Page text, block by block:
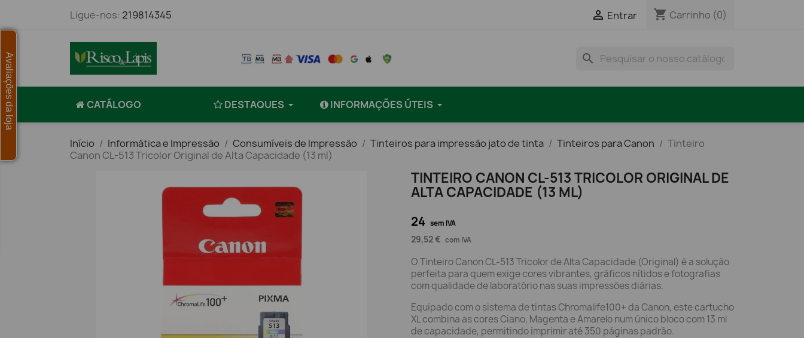
Ligue-nos: 219814345  Entrar shopping_cart Carrinho (0)
search
CATÁLOGO DESTAQUES INFORMAÇÕES ÚTEIS
Início Informática e Impressão Consumíveis de Impressão Tinteiros para impressão jato de tinta Tinteiros para Canon
Tinteiro
Canon CL-513 Tricolor Original de Alta Capacidade (13 ml)
TINTEIRO CANON CL-513 TRICOLOR ORIGINAL DE
ALTA CAPACIDADE (13 ML)
24 sem IVA
29,52 € com IVA
O Tinteiro Canon CL-513 Tricolor de Alta Capacidade (Original) é a solução
perfeita para quem exige cores vibrantes, gráficos nítidos e fotografias
com qualidade de laboratório nas suas impressões diárias.
Equipado com o sistema de tintas Chromalife100+ da Canon, este cartucho
XL combina as cores Ciano, Magenta e Amarelo num único bloco com 13 ml
de capacidade, permitindo imprimir até 350 páginas padrão.
Avaliações da loja